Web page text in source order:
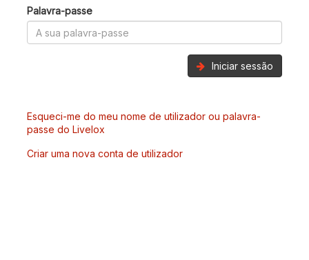
Palavra-passe
Iniciar sessão
Esqueci-me do meu nome de utilizador ou palavra-
passe do Livelox
Criar uma nova conta de utilizador